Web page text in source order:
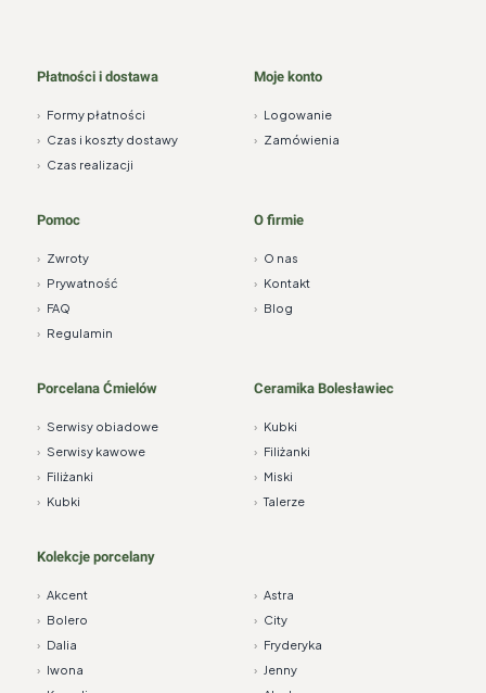
Płatności i dostawa
› Formy płatności
› Czas i koszty dostawy
› Czas realizacji
Moje konto
› Logowanie
› Zamówienia
Pomoc
› Zwroty
› Prywatność
› FAQ
› Regulamin
O firmie
› O nas
› Kontakt
› Blog
Porcelana Ćmielów
› Serwisy obiadowe
› Serwisy kawowe
› Filiżanki
› Kubki
Ceramika Bolesławiec
› Kubki
› Filiżanki
› Miski
› Talerze
Kolekcje porcelany
› Akcent › Astra
› Bolero › City
› Dalia › Fryderyka
› Iwona › Jenny